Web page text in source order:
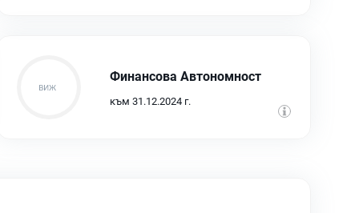
Финансова Автономност
към 31.12.2024 г.